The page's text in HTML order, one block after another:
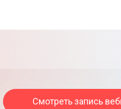
Смотреть запись